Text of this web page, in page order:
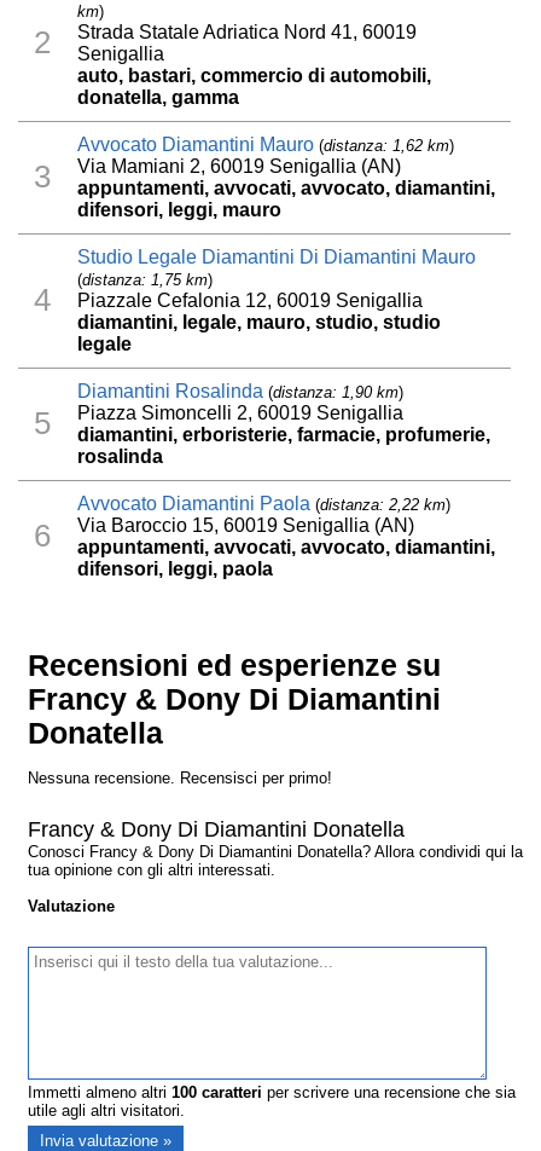
2
km)
Strada Statale Adriatica Nord 41, 60019
Senigallia
auto, bastari, commercio di automobili,
donatella, gamma
3
Avvocato Diamantini Mauro (distanza: 1,62 km)
Via Mamiani 2, 60019 Senigallia (AN)
appuntamenti, avvocati, avvocato, diamantini,
difensori, leggi, mauro
4
Studio Legale Diamantini Di Diamantini Mauro
(distanza: 1,75 km)
Piazzale Cefalonia 12, 60019 Senigallia
diamantini, legale, mauro, studio, studio
legale
5
Diamantini Rosalinda (distanza: 1,90 km)
Piazza Simoncelli 2, 60019 Senigallia
diamantini, erboristerie, farmacie, profumerie,
rosalinda
6
Avvocato Diamantini Paola (distanza: 2,22 km)
Via Baroccio 15, 60019 Senigallia (AN)
appuntamenti, avvocati, avvocato, diamantini,
difensori, leggi, paola
Recensioni ed esperienze su
Francy & Dony Di Diamantini
Donatella
Nessuna recensione. Recensisci per primo!
Francy & Dony Di Diamantini Donatella
Conosci Francy & Dony Di Diamantini Donatella? Allora condividi qui la
tua opinione con gli altri interessati.
Valutazione
Immetti almeno altri100 caratteri per scrivere una recensione che sia
utile agli altri visitatori.